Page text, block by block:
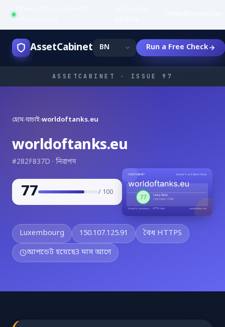
Powered by trustworthy
infrastructure
AssetCabinet Run a Free Check
ASSETCABINET · ISSUE 97
হোম›যাচাই›worldoftanks.eu
worldoftanks.eu
#282F837D · নিরাপদ
77 / 100
Luxembourg 150.107.125.91
বৈধ HTTPS
আপডেট হয়েছে3 মাস আগে